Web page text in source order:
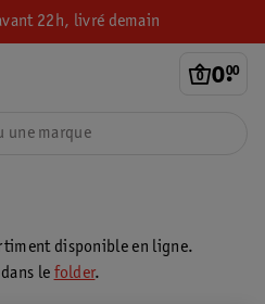
22h, livré demain
0.
00
disponible en ligne.
le folder.